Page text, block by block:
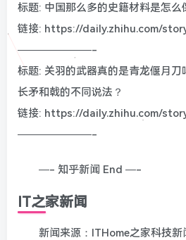
标题: 中国那么多的史籍材料是怎么
链接: https://daily.zhihu.com/
———————-
标题: 关羽的武器真的是青龙偃月
长矛和戟的不同说法？
链接: https://daily.zhihu.com/
———————-
—- 知乎新闻 End —-
IT之家新闻
新闻来源：ITHome之家科技新